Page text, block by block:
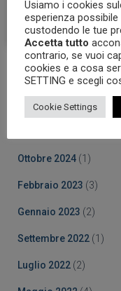
Archives
Ottobre 2025(5)
Ottobre 2024 (1)
Febbraio 2023 (3)
Gennaio 2023 (2)
Settembre 2022 (1)
Luglio 2022 (2)
Usiamo i cookies
esperienza
custodendo le tue
Accetta tutto
contrario, se vuoi
cookies e a cosa
SETTING e scegli
Cookie Settings